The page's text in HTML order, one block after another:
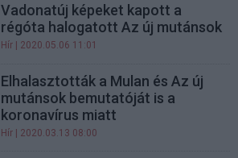
Vadonatúj képeket kapott a
régóta halogatott Az új mutánsok
Hír | 2020.05.06 11:01
Elhalasztották a Mulan és Az új
mutánsok bemutatóját is a
koronavírus miatt
Hír | 2020.03.13 08:00